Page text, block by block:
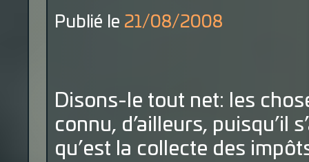
Publié le 21/08/2008
Disons-le tout net: les
connu, d’ailleurs, puisqu’il
qu’est la collecte des